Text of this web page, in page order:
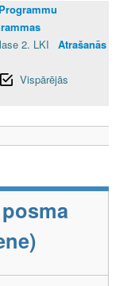
Programmu
2. LKI
Atrašanās
Vispārējās